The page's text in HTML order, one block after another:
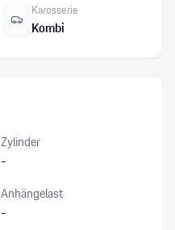
Karosserie
Kombi
Zylinder
-
Anhängelast
-